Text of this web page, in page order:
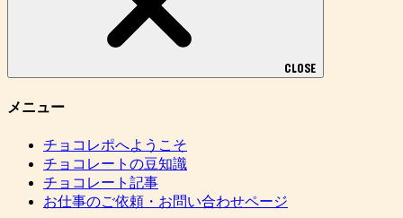
CLOSE
メニュー
チョコレポへようこそ
チョコレートの豆知識
チョコレート記事
お仕事のご依頼・お問い合わせページ